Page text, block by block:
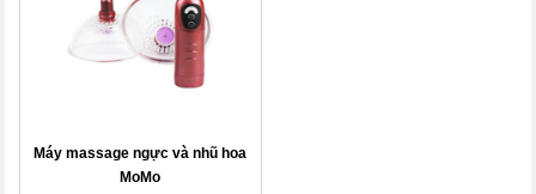
Máy massage ngực và nhũ hoa
MoMo